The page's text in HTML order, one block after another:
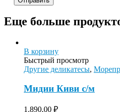
Еще больше
В корзину
Быстрый просмотр
Другие деликатесы,
Мидии Киви с/м
1.890,00 ₽